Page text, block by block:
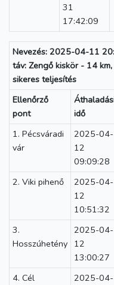
31
17:42:09
Nevezés: 2025-04-11
táv: Zengő kiskör - 14
sikeres teljesítés
Ellenőrző
pont
idő
1. Pécsváradi
vár
2025-04-
12
09:09:28
2. Viki pihenő
2025-04-
12
10:51:32
3.
Hosszúhetény
2025-04-
12
13:00:27
4. Cél
2025-04-